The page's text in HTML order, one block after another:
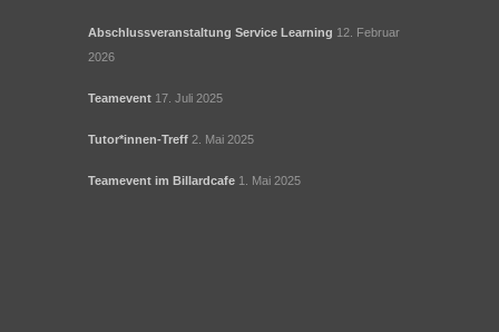
Abschlussveranstaltung Service Learning 12. Februar
2026
Teamevent 17. Juli 2025
Tutor*innen-Treff 2. Mai 2025
Teamevent im Billardcafe 1. Mai 2025